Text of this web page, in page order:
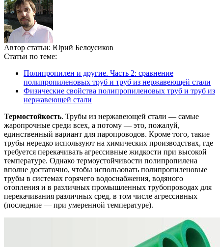
Автор статьи: Юрий Белоусиков
Статьи по теме:
Полипропилен и другие. Часть 2: сравнение
полипропиленовых труб и труб из нержавеющей стали
Физические свойства полипропиленовых труб и труб из
нержавеющей стали
Термостойкость. Трубы из нержавеющей стали — самые
жаропрочные среди всех, а потому — это, пожалуй,
единственный вариант для паропроводов. Кроме того, такие
трубы нередко используют на химических производствах, где
требуется перекачивать агрессивные жидкости при высокой
температуре. Однако термоустойчивости полипропилена
вполне достаточно, чтобы использовать полипропиленовые
трубы в системах горячего водоснабжения, водяного
отопления и в различных промышленных трубопроводах для
перекачивания различных сред, в том числе агрессивных
(последние — при умеренной температуре).